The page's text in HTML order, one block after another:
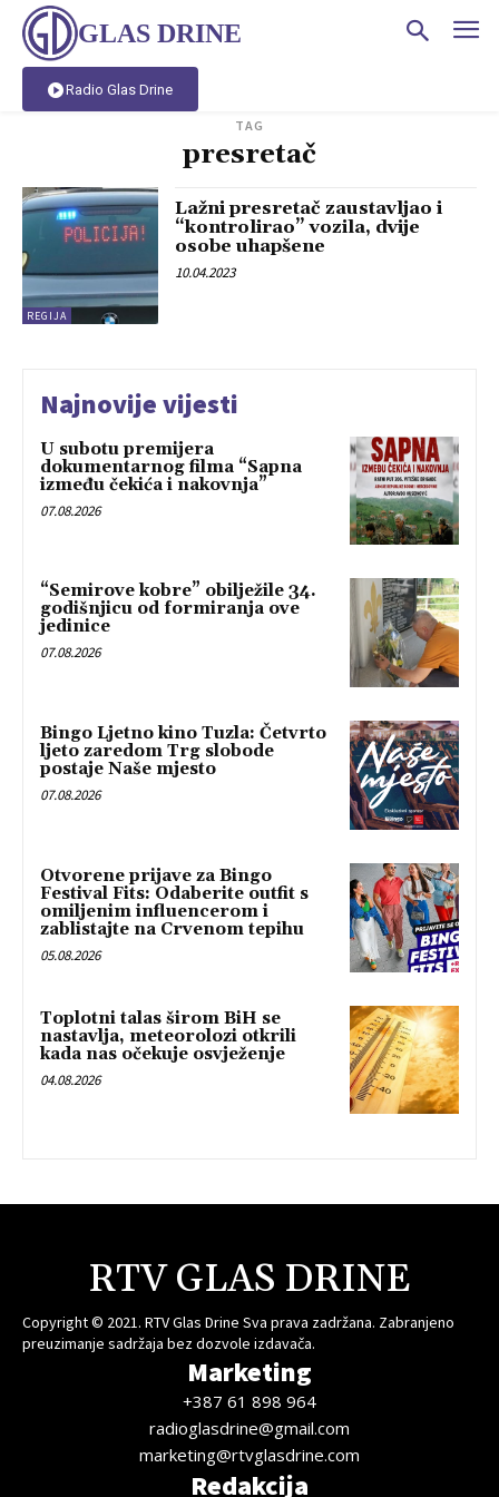
GLAS DRINE
Radio Glas Drine
TAG
presretač
REGIJA
Lažni presretač zaustavljao i
“kontrolirao” vozila, dvije
osobe uhapšene
10.04.2023
Najnovije vijesti
U subotu premijera
dokumentarnog filma “Sapna
između čekića i nakovnja”
07.08.2026
“Semirove kobre” obilježile 34.
godišnjicu od formiranja ove
jedinice
07.08.2026
Bingo Ljetno kino Tuzla: Četvrto
ljeto zaredom Trg slobode
postaje Naše mjesto
07.08.2026
Otvorene prijave za Bingo
Festival Fits: Odaberite outfit s
omiljenim influencerom i
zablistajte na Crvenom tepihu
05.08.2026
Toplotni talas širom BiH se
nastavlja, meteorolozi otkrili
kada nas očekuje osvježenje
04.08.2026
RTV GLAS DRINE
Copyright © 2021. RTV Glas Drine Sva prava zadržana. Zabranjeno
preuzimanje sadržaja bez dozvole izdavača.
Marketing
+387 61 898 964
radioglasdrine@gmail.com
marketing@rtvglasdrine.com
Redakcija